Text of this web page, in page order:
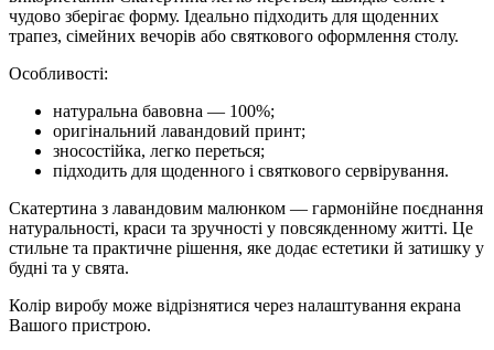
чудово зберігає форму. Ідеально підходить для щоденних
трапез, сімейних вечорів або святкового оформлення столу.
Особливості:
натуральна бавовна — 100%;
оригінальний лавандовий принт;
зносостійка, легко переться;
підходить для щоденного і святкового сервірування.
Скатертина з лавандовим малюнком — гармонійне поєднання
натуральності, краси та зручності у повсякденному житті. Це
стильне та практичне рішення, яке додає естетики й затишку у
будні та у свята.
Колір виробу може відрізнятися через налаштування екрана
Вашого пристрою.